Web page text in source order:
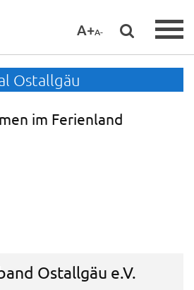
A+A-
Ostallgäu
im Ferienland
Ostallgäu e.V.